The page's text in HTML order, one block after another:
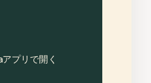
プリで開く